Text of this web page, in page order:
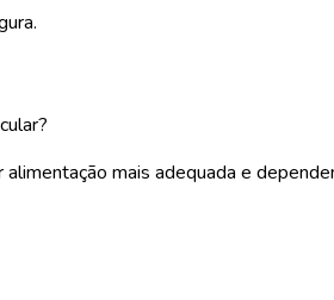
mais adequada e